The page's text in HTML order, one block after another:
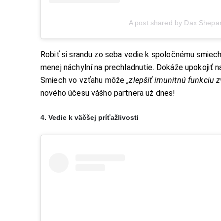
A post shared by Dax
Robiť si srandu zo seba vedie k spoločnému
menej náchylní na prechladnutie. Dokáže upokojiť
Smiech vo vzťahu môže „zlepšiť imunitnú funkciu
nového účesu vášho partnera už dnes!
4. Vedie k väčšej príťažlivosti